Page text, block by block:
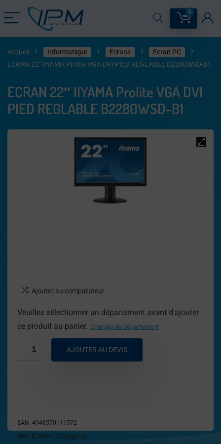
0
Accueil Informatique Ecrans
Ecran PC
ECRAN 22″ IIYAMA Prolite VGA DVI PIED REGLABLE B2280WSD-B1
ECRAN 22″ IIYAMA Prolite VGA DVI
PIED REGLABLE B2280WSD-B1
Ajouter au comparateur
Veuillez sélectionner un département avant d'ajouter
ce produit au panier. Changer de département
AJOUTER AU DEVIS
EAN: 4948570111572
SKU: ECRAN-05Catégories: ,